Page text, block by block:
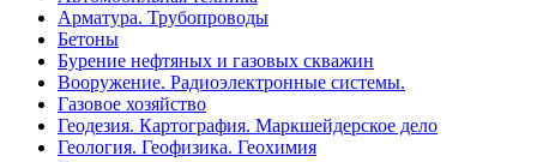
Арматура. Трубопроводы
Бетоны
Бурение нефтяных и газовых скважин
Вооружение. Радиоэлектронные системы.
Газовое хозяйство
Геодезия. Картография. Маркшейдерское дело
Геология. Геофизика. Геохимия